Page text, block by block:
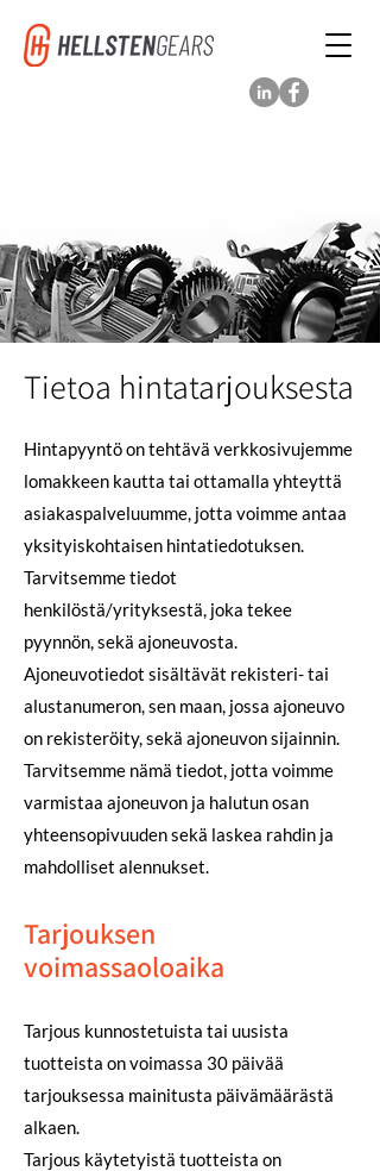
Tietoa hintatarjouksesta
Hintapyyntö on tehtävä verkkosivujemme
lomakkeen kautta tai ottamalla yhteyttä
asiakaspalveluumme, jotta voimme antaa
yksityiskohtaisen hintatiedotuksen.
Tarvitsemme tiedot
henkilöstä/yrityksestä, joka tekee
pyynnön, sekä ajoneuvosta.
Ajoneuvotiedot sisältävät rekisteri- tai
alustanumeron, sen maan, jossa ajoneuvo
on rekisteröity, sekä ajoneuvon sijainnin.
Tarvitsemme nämä tiedot, jotta voimme
varmistaa ajoneuvon ja halutun osan
yhteensopivuuden sekä laskea rahdin ja
mahdolliset alennukset.
Tarjouksen
voimassaoloaika
Tarjous kunnostetuista tai uusista
tuotteista on voimassa 30 päivää
tarjouksessa mainitusta päivämäärästä
alkaen.
Tarjous käytetyistä tuotteista on